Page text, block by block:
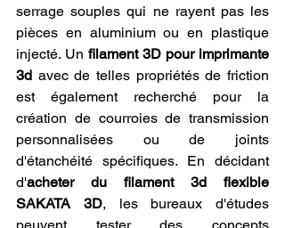
serrage souples qui ne rayent pas les
pièces en aluminium ou en plastique
injecté. Un filament 3D pour imprimante
3d avec de telles propriétés de friction
est également recherché pour la
création de courroies de transmission
personnalisées ou de joints
d'étanchéité spécifiques. En décidant
d'acheter du filament 3d flexible
SAKATA 3D, les bureaux d'études